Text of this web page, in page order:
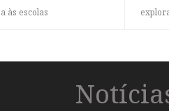
às escolas